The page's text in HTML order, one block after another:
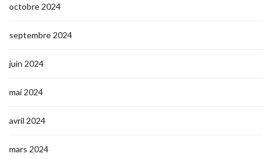
octobre 2024
septembre 2024
juin 2024
mai 2024
avril 2024
mars 2024